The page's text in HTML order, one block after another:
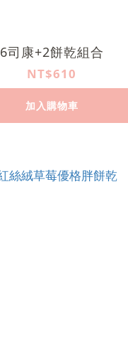
6司康+2餅乾組合
NT$610
加入購物車